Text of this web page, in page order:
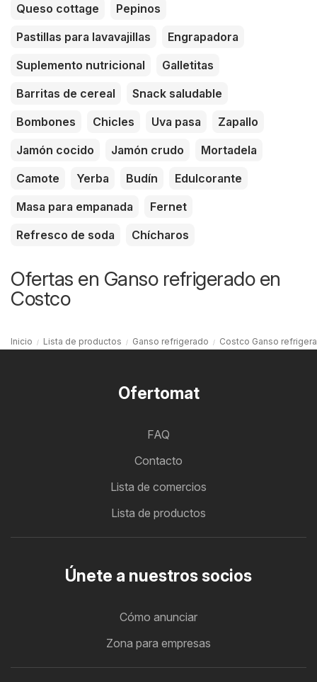
Queso cottage
Pepinos
Pastillas para lavavajillas
Engrapadora
Suplemento nutricional
Galletitas
Barritas de cereal
Snack saludable
Bombones
Chicles Uva pasa
Zapallo
Jamón cocido
Jamón crudo
Mortadela
Camote
Yerba Budín
Edulcorante
Masa para empanada
Fernet
Refresco de soda
Chícharos
Ofertas en Ganso refrigerado en
Costco
Inicio Lista de productos Ganso refrigerado Costco Ganso
Ofertomat
FAQ
Contacto
Lista de comercios
Lista de productos
Únete a nuestros socios
Cómo anunciar
Zona para empresas